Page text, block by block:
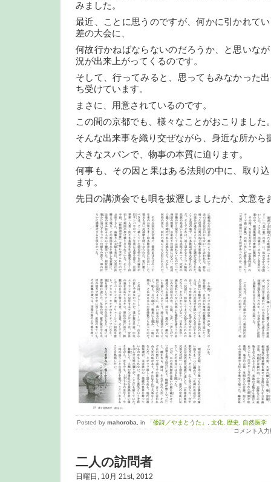
みました。
最近、ことに思うのですが、何かに引かれて
差の大会に、
何故行かねばならないのだろうか、と思いな
況が出来上がってくるのです。
そして、行ってみると、思ってもみなかった
ち受けています。
まさに、用意されているのです。
この間の京都でも、様々なことがおこりました
そんな出来事を織り交ぜながら、身近な所から
大きなスパンで、物事の本質に迫ります。
何事も、その因と果はある法則の中に、取り
ます。
先日の講演会でも唄を披瀝しましたが、文意を
Posted by mahoroba, in 「倭詩／やまとうた」 , 文化, 歴史, 自然医学
コメント入力
二人の訪問者
日曜日, 10月 21st, 2012